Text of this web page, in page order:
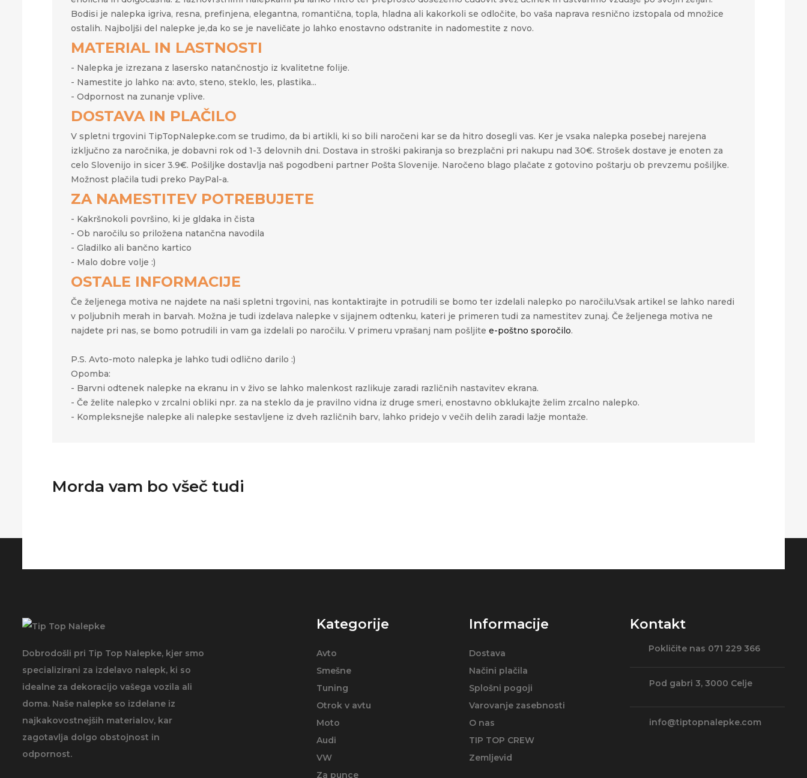
Bodisi je nalepka igriva, resna, prefinjena, elegantna, romantična, topla, hladna ali kakorkoli se odločite, bo vaša naprava resnično izstopala od množice
ostalih. Najboljši del nalepke je,da ko se je naveličate jo lahko enostavno odstranite in nadomestite z novo.
MATERIAL IN LASTNOSTI
- Nalepka je izrezana z lasersko natančnostjo iz kvalitetne folije.
- Namestite jo lahko na: avto, steno, steklo, les, plastika...
- Odpornost na zunanje vplive.
DOSTAVA IN PLAČILO
V spletni trgovini TipTopNalepke.com se trudimo, da bi artikli, ki so bili naročeni kar se da hitro dosegli vas. Ker je vsaka nalepka posebej narejena
izključno za naročnika, je dobavni rok od 1-3 delovnih dni. Dostava in stroški pakiranja so brezplačni pri nakupu nad 30€. Strošek dostave je enoten za
celo Slovenijo in sicer 3.9€. Pošiljke dostavlja naš pogodbeni partner Pošta Slovenije. Naročeno blago plačate z gotovino poštarju ob prevzemu pošiljke.
Možnost plačila tudi preko PayPal-a.
ZA NAMESTITEV POTREBUJETE
- Kakršnokoli površino, ki je gldaka in čista
- Ob naročilu so priložena natančna navodila
- Gladilko ali bančno kartico
- Malo dobre volje :)
OSTALE INFORMACIJE
Če željenega motiva ne najdete na naši spletni trgovini, nas kontaktirajte in potrudili se bomo ter izdelali nalepko po naročilu.Vsak artikel se lahko naredi
v poljubnih merah in barvah. Možna je tudi izdelava nalepke v sijajnem odtenku, kateri je primeren tudi za namestitev zunaj. Če željenega motiva ne
najdete pri nas, se bomo potrudili in vam ga izdelali po naročilu. V primeru vprašanj nam pošljite e-poštno sporočilo.
P.S. Avto-moto nalepka je lahko tudi odlično darilo :)
Opomba:
- Barvni odtenek nalepke na ekranu in v živo se lahko malenkost razlikuje zaradi različnih nastavitev ekrana.
- Če želite nalepko v zrcalni obliki npr. za na steklo da je pravilno vidna iz druge smeri, enostavno obklukajte želim zrcalno nalepko.
- Kompleksnejše nalepke ali nalepke sestavljene iz dveh različnih barv, lahko pridejo v večih delih zaradi lažje montaže.
Morda vam bo všeč tudi
Dobrodošli pri Tip Top Nalepke, kjer smo
specializirani za izdelavo nalepk, ki so
idealne za dekoracijo vašega vozila ali
doma. Naše nalepke so izdelane iz
najkakovostnejših materialov, kar
zagotavlja dolgo obstojnost in
odpornost.
Kategorije
Avto
Smešne
Tuning
Otrok v avtu
Moto
Audi
VW
Za punce
Informacije
Dostava
Načini plačila
Splošni pogoji
Varovanje zasebnosti
O nas
TIP TOP CREW
Zemljevid
Kontakt
Pokličite nas 071 229 366
Pod gabri 3, 3000 Celje
info@tiptopnalepke.com